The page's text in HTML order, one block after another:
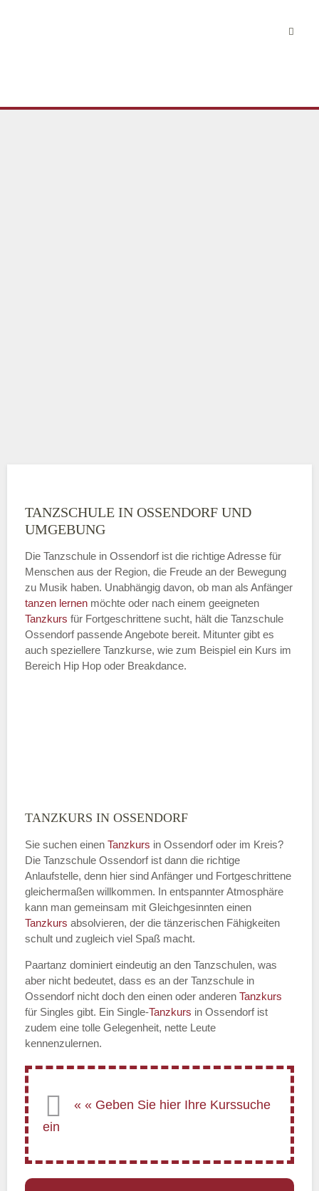
TANZSCHULE IN OSSENDORF UND
UMGEBUNG
Die Tanzschule in Ossendorf ist die richtige Adresse für
Menschen aus der Region, die Freude an der Bewegung
zu Musik haben. Unabhängig davon, ob man als Anfänger
tanzen lernen möchte oder nach einem geeigneten
Tanzkurs für Fortgeschrittene sucht, hält die Tanzschule
Ossendorf passende Angebote bereit. Mitunter gibt es
auch speziellere Tanzkurse, wie zum Beispiel ein Kurs im
Bereich Hip Hop oder Breakdance.
TANZKURS IN OSSENDORF
Sie suchen einen Tanzkurs in Ossendorf oder im Kreis?
Die Tanzschule Ossendorf ist dann die richtige
Anlaufstelle, denn hier sind Anfänger und Fortgeschrittene
gleichermaßen willkommen. In entspannter Atmosphäre
kann man gemeinsam mit Gleichgesinnten einen
Tanzkurs absolvieren, der die tänzerischen Fähigkeiten
schult und zugleich viel Spaß macht.
Paartanz dominiert eindeutig an den Tanzschulen, was
aber nicht bedeutet, dass es an der Tanzschule in
Ossendorf nicht doch den einen oder anderen Tanzkurs
für Singles gibt. Ein Single-Tanzkurs in Ossendorf ist
zudem eine tolle Gelegenheit, nette Leute
kennenzulernen.